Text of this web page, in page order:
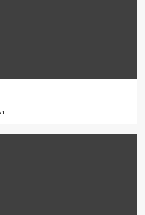
ಅಚ್ಚಳಿಯದ ಹೆಜ್ಜೆ ಮೂಡಿಸಿದ